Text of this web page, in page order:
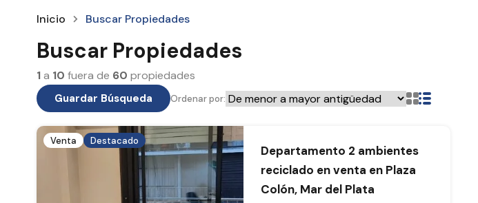
Inicio
Buscar Propiedades
Buscar Propiedades
1a 10 fuera de 60 propiedades
Guardar Búsqueda Ordenar por:
Venta Destacado
Departamento 2 ambientes
reciclado en venta en Plaza
Colón, Mar del Plata